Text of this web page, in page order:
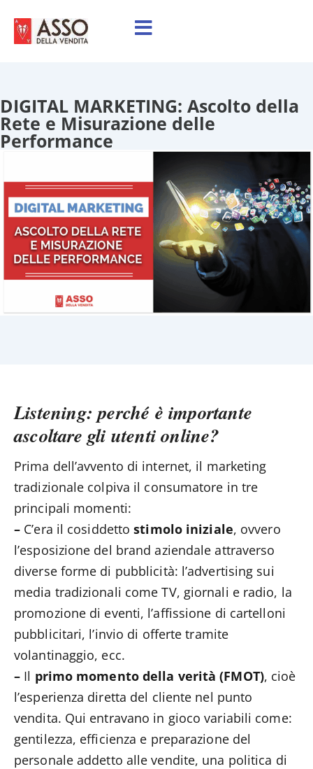
DIGITAL MARKETING: Ascolto della
Rete e Misurazione delle
Performance
Listening: perché è importante
ascoltare gli utenti online?
Prima dell’avvento di internet, il marketing
tradizionale colpiva il consumatore in tre
principali momenti:
– C’era il cosiddetto stimolo iniziale, ovvero
l’esposizione del brand aziendale attraverso
diverse forme di pubblicità: l’advertising sui
media tradizionali come TV, giornali e radio, la
promozione di eventi, l’affissione di cartelloni
pubblicitari, l’invio di offerte tramite
volantinaggio, ecc.
– Il primo momento della verità (FMOT), cioè
l’esperienza diretta del cliente nel punto
vendita. Qui entravano in gioco variabili come:
gentilezza, efficienza e preparazione del
personale addetto alle vendite, una politica di